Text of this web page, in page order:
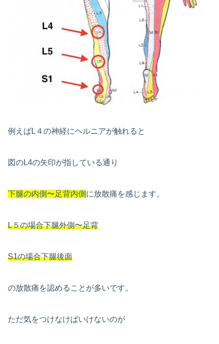
例えばL４の神経にヘルニアが触れると
図のL4の矢印が指している通り
下腿の内側〜足背内側 に放散痛を感じます。
L５の場合下腿外側〜足背
S1の場合下腿後面
の放散痛を認めることが多いです。
ただ気をつけなけばいけないのが